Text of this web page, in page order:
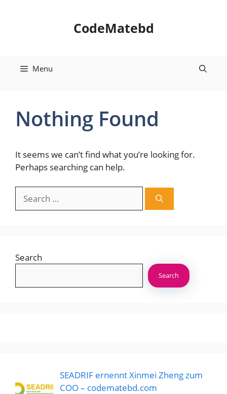
CodeMatebd
Menu
Nothing Found
It seems we can’t find what you’re looking for.
Perhaps searching can help.
for:
Search
Search
SEADRIF ernennt Xinmei Zheng zum
COO – codematebd.com